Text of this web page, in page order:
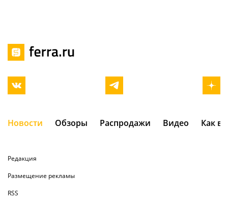
Новости Обзоры Распродажи Видео Как
Редакция
Размещение рекламы
RSS